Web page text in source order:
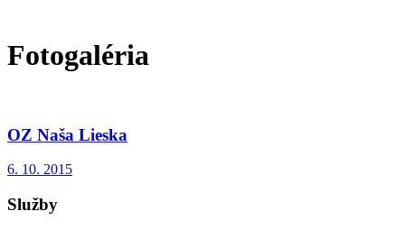
Fotogaléria
OZ Naša Lieska
6. 10. 2015
Služby